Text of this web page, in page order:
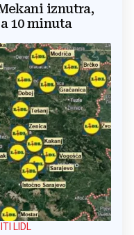
iznutra,
10 minuta
LIDL